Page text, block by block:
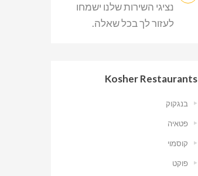
נציגי השירות שלנו ישמחו
לעזור לך בכל שאלה.
Kosher Restaurants
בנגקוק
פטאיה
קוסמוי
פוקט